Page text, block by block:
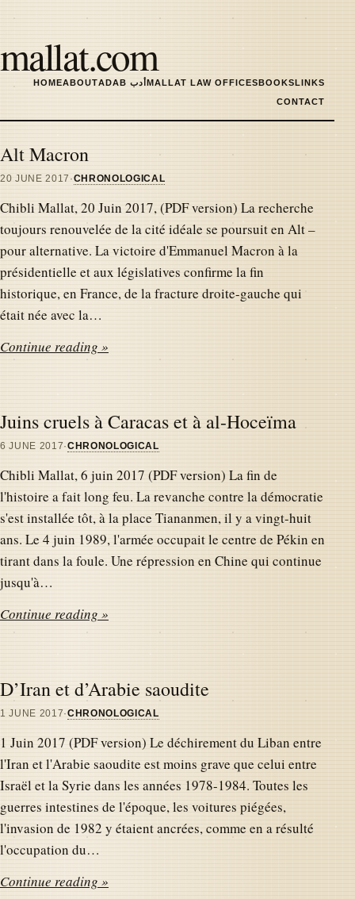
main
content
mallat.com
HOMEABOUT ADAB أدبMALLAT LAW OFFICESBOOKSLINKS
CONTACT
Latest
articles
Alt Macron
20 JUNE 2017 ·CHRONOLOGICAL
Chibli Mallat, 20 Juin 2017, (PDF version) La recherche
toujours renouvelée de la cité idéale se poursuit en Alt –
pour alternative. La victoire d'Emmanuel Macron à la
présidentielle et aux législatives confirme la fin
historique, en France, de la fracture droite-gauche qui
était née avec la…
Continue reading »
Juins cruels à Caracas et à al-Hoceïma
6 JUNE 2017·CHRONOLOGICAL
Chibli Mallat, 6 juin 2017 (PDF version) La fin de
l'histoire a fait long feu. La revanche contre la démocratie
s'est installée tôt, à la place Tiananmen, il y a vingt-huit
ans. Le 4 juin 1989, l'armée occupait le centre de Pékin en
tirant dans la foule. Une répression en Chine qui continue
jusqu'à…
Continue reading »
D’Iran et d’Arabie saoudite
1 JUNE 2017·CHRONOLOGICAL
1 Juin 2017 (PDF version) Le déchirement du Liban entre
l'Iran et l'Arabie saoudite est moins grave que celui entre
Israël et la Syrie dans les années 1978-1984. Toutes les
guerres intestines de l'époque, les voitures piégées,
l'invasion de 1982 y étaient ancrées, comme en a résulté
l'occupation du…
Continue reading »